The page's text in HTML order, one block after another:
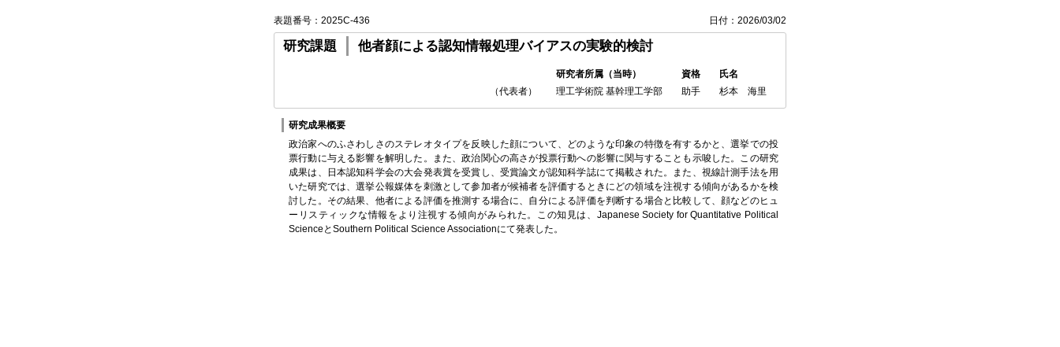
表題番号：2025C-436 日付：2026/03/02
研究課題 他者顔による認知情報処理バイアスの実験的検討
研究者所属（当時） 資格
氏名
（代表者）
理工学術院 基幹理工学部 助手 杉本 海里
研究成果概要
政治家へのふさわしさのステレオタイプを反映した顔について、どのような印象の特徴を有するかと、選挙での投
票行動に与える影響を解明した。また、政治関心の高さが投票行動への影響に関与することも示唆した。この研究
成果は、日本認知科学会の大会発表賞を受賞し、受賞論文が認知科学誌にて掲載された。また、視線計測手法を用
いた研究では、選挙公報媒体を刺激として参加者が候補者を評価するときにどの領域を注視する傾向があるかを検
討した。その結果、他者による評価を推測する場合に、自分による評価を判断する場合と比較して、顔などのヒュ
ーリスティックな情報をより注視する傾向がみられた。この知見は、Japanese Society for Quantitative Political
ScienceとSouthern Political Science Associationにて発表した。